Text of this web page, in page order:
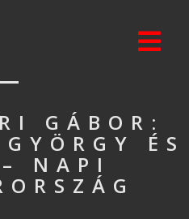
GÁBOR:
ÉS
NAPI